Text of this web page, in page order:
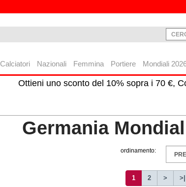
Calciatori Nazionali Femmina Portiere Mondiali
Ottieni uno sconto del 10% sopra i 70 €,
Germania
ordinamento:
1 2 > >|